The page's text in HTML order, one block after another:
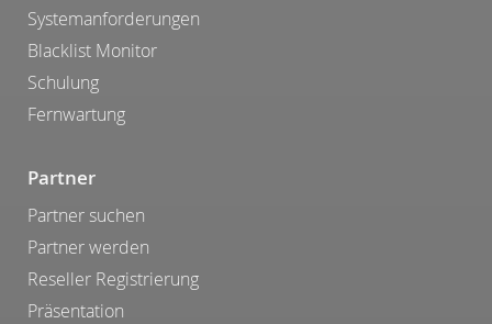
Systemanforderungen
Blacklist Monitor
Schulung
Fernwartung
Partner
Partner suchen
Partner werden
Reseller Registrierung
Präsentation